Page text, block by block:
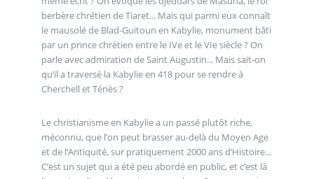
berbère chrétien de Tiaret... Mais qui parmi eux connaît
le mausolé de Blad-Guitoun en Kabylie, monument bâti
par un prince chrétien entre le IVe et le VIe siècle ? On
parle avec admiration de Saint Augustin... Mais sait-on
qu’il a traversé la Kabylie en 418 pour se rendre à
Cherchell et Ténès ?
Le christianisme en Kabylie a un passé plutôt riche,
méconnu, que l’on peut brasser au-delà du Moyen Age
et de l’Antiquité, sur pratiquement 2000 ans d’Histoire...
C’est un sujet qui a été peu abordé en public, et c’est là